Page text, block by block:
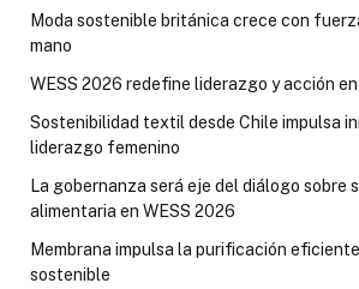
Moda sostenible británica crece con
mano
WESS 2026 redefine liderazgo y acción
Sostenibilidad textil desde Chile impulsa
liderazgo femenino
La gobernanza será eje del diálogo sobre
alimentaria en WESS 2026
Membrana impulsa la purificación
sostenible